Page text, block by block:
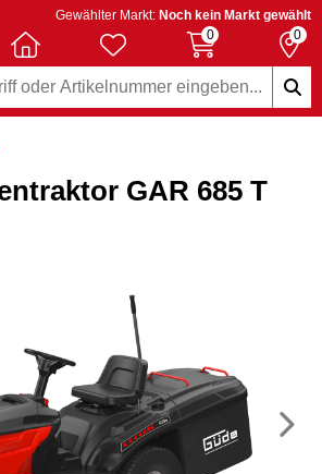
Gewählter Markt: Noch kein Markt gewählt
0
0
GAR 685 T